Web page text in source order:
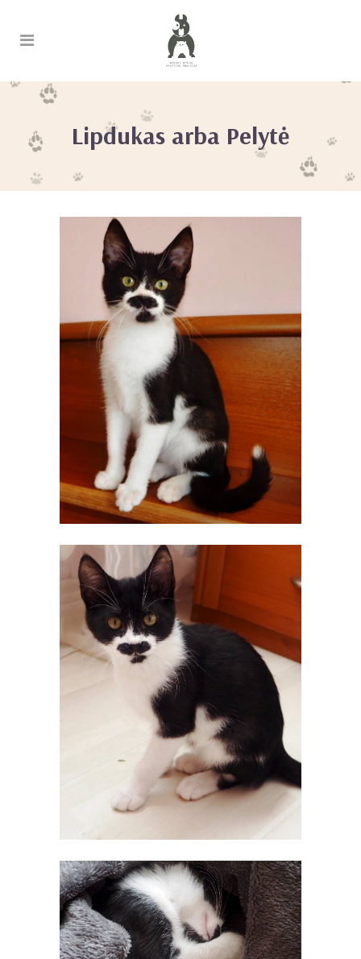
Lipdukas arba Pelytė